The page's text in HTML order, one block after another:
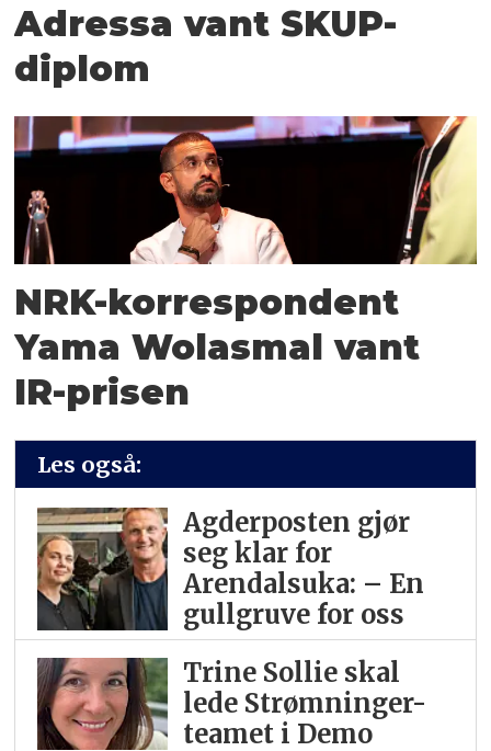
Adressa vant SKUP-
diplom
NRK-korrespondent
Yama Wolasmal vant
IR-prisen
Les også:
Agderposten gjør
seg klar for
Arendalsuka: – En
gullgruve for oss
Trine Sollie skal
lede Strømninger-
teamet i Demo